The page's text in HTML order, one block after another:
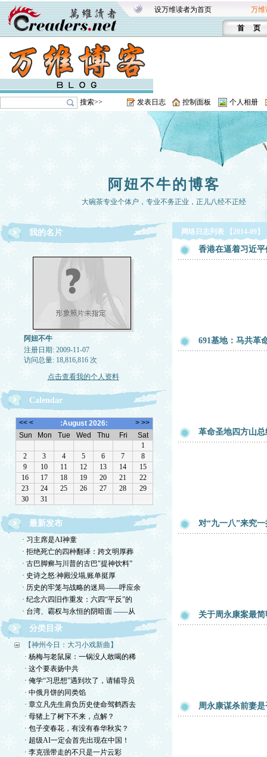
设万维读者为首页 万维
首 页
搜索>> 发表日志 控制面板 个人相册
阿妞不牛的博客
大碗茶专业个体户，专业不务正业，正儿八经不正经
我的名片
阿妞不牛
注册日期: 2009-11-07
访问总量: 18,816,816 次
点击查看我的个人资料
Calendar
最新发布
· 习主席是AI神童
· 拒绝死亡的四种翻译：跨文明厚葬
· 古巴脚癣与川普的古巴"提神饮料”
· 史诗之怒:神殿没塌,账单挺厚
· 历史的牢笼与战略的迷局——呼应余
· 纪念六四旧作重发：六四“平反”的
· 台湾、霸权与永恒的阴暗面 ——从
分类目录
【神州今日：大习小戏新曲】
· 杨梅与老鼠屎：一锅没人敢喝的稀
· 这个要表扬中共
· 俺学“习思想”遇到坎了，请辅导员
· 中俄月饼的同类馅
· 章立凡先生肩负历史使命驾鹤西去
· 母猪上了树下不来，点解？
· 包子变春花，有没有春华秋实？
· 超级AI一定会首先出现在中国！
· 李克强带走的不只是一片云彩
网络日志列表 【2014-09】
香港在逼着习近
691基地：马共革
革命圣地四方山
对“九一八”来究一
关于周永康案最
周永康谋杀前妻